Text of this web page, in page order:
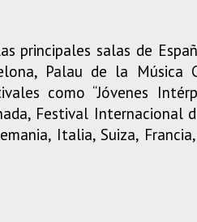
principales salas de
Palau de la Música
como “Jóvenes
Festival Internacional
Italia, Suiza,